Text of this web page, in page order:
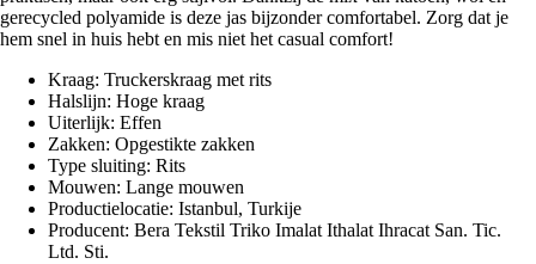
gerecycled polyamide is deze jas bijzonder comfortabel. Zorg dat je
hem snel in huis hebt en mis niet het casual comfort!
Kraag: Truckerskraag met rits
Halslijn: Hoge kraag
Uiterlijk: Effen
Zakken: Opgestikte zakken
Type sluiting: Rits
Mouwen: Lange mouwen
Productielocatie: Istanbul, Turkije
Producent: Bera Tekstil Triko Imalat Ithalat Ihracat San. Tic.
Ltd. Sti.